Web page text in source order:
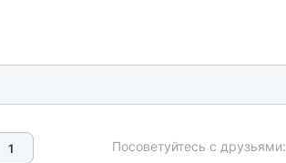
1 Посоветуйтесь с друзьями: